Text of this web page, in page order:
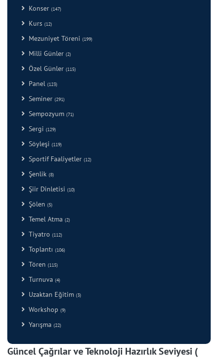
Konser (147)
Kurs (12)
Mezuniyet Töreni (199)
Milli Günler (2)
Özel Günler (115)
Panel (123)
Seminer (291)
Sempozyum (71)
Sergi (129)
Söyleşi (119)
Sportif Faaliyetler (12)
Şenlik (8)
Şiir Dinletisi (10)
Şölen (5)
Temel Atma (2)
Tiyatro (112)
Toplantı (106)
Tören (115)
Turnuva (4)
Uzaktan Eğitim (3)
Workshop (9)
Yarışma (22)
Güncel Çağrılar ve Teknoloji Hazırlık Seviyesi (